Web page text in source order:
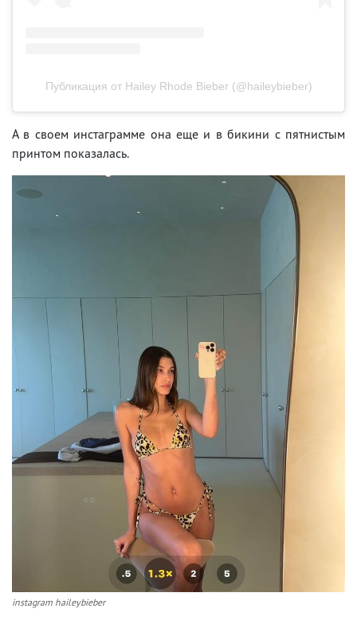
Публикация от Hailey Rhode Bieber (@haileybieber)
А в своем инстаграмме она еще и в бикини с пятнистым
принтом показалась.
instagram haileybieber